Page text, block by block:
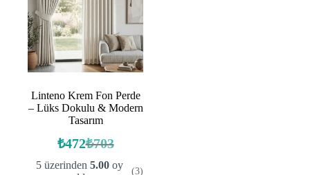
Linteno Krem Fon Perde
– Lüks Dokulu & Modern
Tasarım
₺703
Orijinal
fiyat:
₺472Şu
andaki
fiyat:
5 üzerinden5.00 oy
(3)